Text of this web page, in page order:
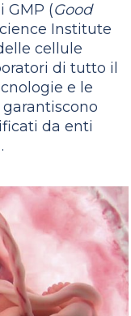
GMP (Good
Institute
cellule
di tutto il
e le
da enti